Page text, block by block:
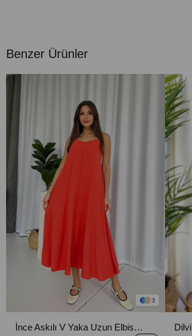
Benzer Ürünler
3
İnce Askılı V Yaka Uzun Elbise - Nar Çiçeği